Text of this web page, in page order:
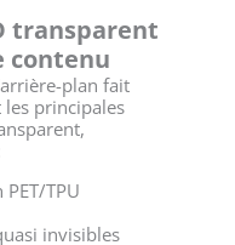
transparent
contenu
plan fait
principales
TPU
invisibles